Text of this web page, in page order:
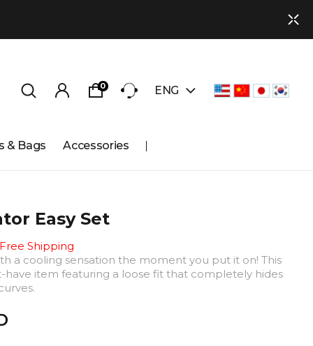
0 ENG
& Bags Accessories
Easy Set
Shipping
a cooling sensation the moment you put it on! This
have item featuring a loose fit that completely hides